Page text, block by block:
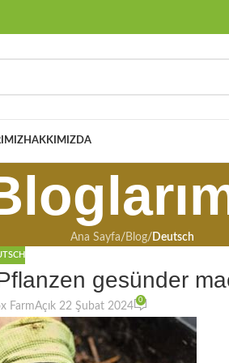
HAKKIMIZDA
Ana Sayfa/ Blog/ Deutsch
gesünder
FarmAçık 22 Şubat 2024
0